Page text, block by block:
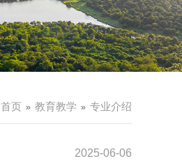
首页 教育教学 专业介绍
2025-06-06